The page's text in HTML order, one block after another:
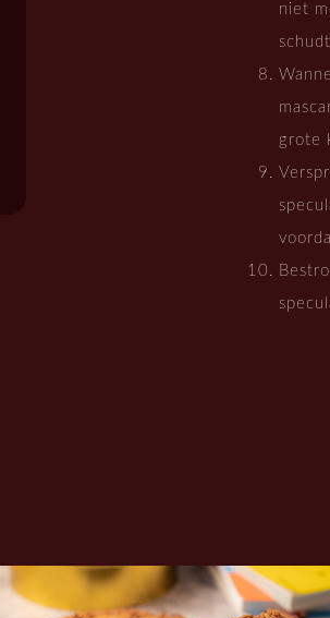
niet
grote